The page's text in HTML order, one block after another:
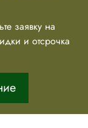
заявку на
и отсрочка